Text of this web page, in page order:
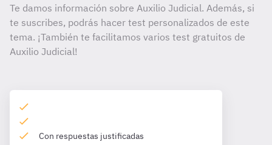
Te damos información sobre Auxilio Judicial. Además, si
te suscribes, podrás hacer test personalizados de este
tema. ¡También te facilitamos varios test gratuitos de
Auxilio Judicial!
Con respuestas justificadas